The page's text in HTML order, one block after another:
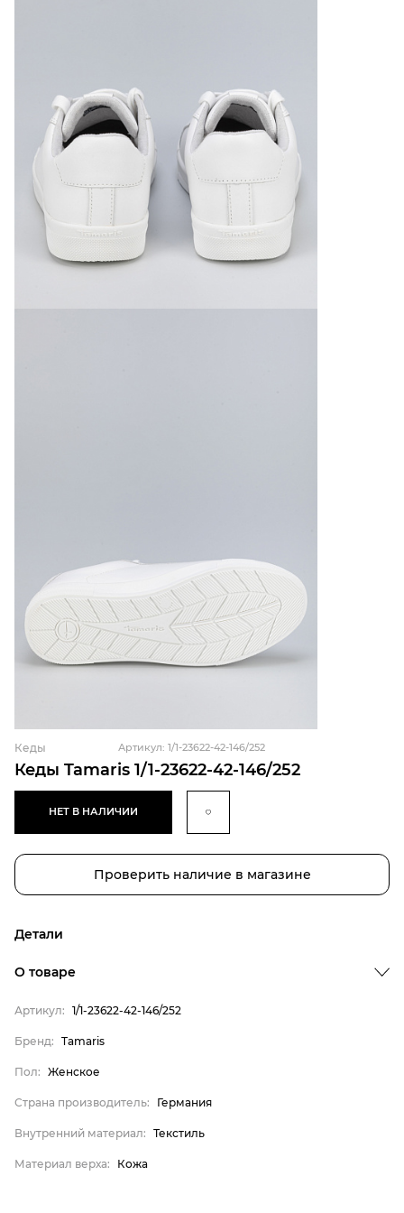
Кеды Tamaris 1/1-23622-42-146/252
Кеды Артикул: 1/1-23622-42-146/252
НЕТ В НАЛИЧИИ
Проверить наличие в магазине
Детали
Страна производитель
Внутренний материал
Материал верха
Текстиль
О товаре
Артикул: 1/1-23622-42-146/252
Бренд: Tamaris
Пол: Женское
Страна производитель: Германия
Внутренний материал: Текстиль
Материал верха: Кожа